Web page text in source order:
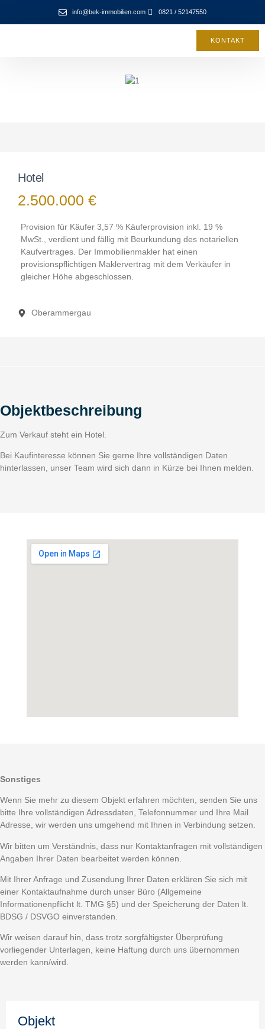
info@bek-immobilien.com 0821 / 52147550
KONTAKT
Hotel
2.500.000 €
Provision für Käufer 3,57 % Käuferprovision inkl. 19 %
MwSt., verdient und fällig mit Beurkundung des notariellen
Kaufvertrages. Der Immobilienmakler hat einen
provisionspflichtigen Maklervertrag mit dem Verkäufer in
gleicher Höhe abgeschlossen.
Oberammergau
Objektbeschreibung
Zum Verkauf steht ein Hotel.
Bei Kaufinteresse können Sie gerne Ihre vollständigen Daten
hinterlassen, unser Team wird sich dann in Kürze bei Ihnen melden.
Sonstiges
Wenn Sie mehr zu diesem Objekt erfahren möchten, senden Sie uns
bitte Ihre vollständigen Adressdaten, Telefonnummer und Ihre Mail
Adresse, wir werden uns umgehend mit Ihnen in Verbindung setzen.
Wir bitten um Verständnis, dass nur Kontaktanfragen mit vollständigen
Angaben Ihrer Daten bearbeitet werden können.
Mit Ihrer Anfrage und Zusendung Ihrer Daten erklären Sie sich mit
einer Kontaktaufnahme durch unser Büro (Allgemeine
Informationenpflicht lt. TMG §5) und der Speicherung der Daten lt.
BDSG / DSVGO einverstanden.
Wir weisen darauf hin, dass trotz sorgfältigster Überprüfung
vorliegender Unterlagen, keine Haftung durch uns übernommen
werden kann/wird.
Objekt